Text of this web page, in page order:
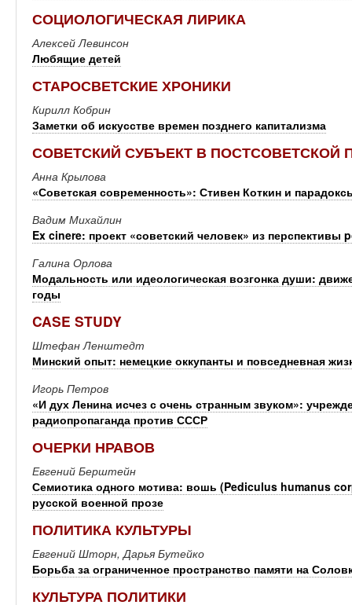
СОЦИОЛОГИЧЕСКАЯ ЛИРИКА
Алексей Левинсон
Любящие детей
СТАРОСВЕТСКИЕ ХРОНИКИ
Кирилл Кобрин
Заметки об искусстве времен позднего капитализма
СОВЕТСКИЙ СУБЪЕКТ В ПОСТСОВЕТСКОЙ
Анна Крылова
«Советская современность»: Стивен Коткин и
Вадим Михайлин
Ex cinere: проект «советский человек» из перспективы
Галина Орлова
Модальность или идеологическая возгонка души:
годы
CASE STUDY
Штефан Ленштедт
Минский опыт: немецкие оккупанты и повседневная
Игорь Петров
«И дух Ленина исчез с очень странным звуком»:
радиопропаганда против СССР
ОЧЕРКИ НРАВОВ
Евгений Берштейн
Семиотика одного мотива: вошь (Pediculus humanus
русской военной прозе
ПОЛИТИКА КУЛЬТУРЫ
Евгений Шторн, Дарья Бутейко
Борьба за ограниченное пространство памяти на
КУЛЬТУРА ПОЛИТИКИ